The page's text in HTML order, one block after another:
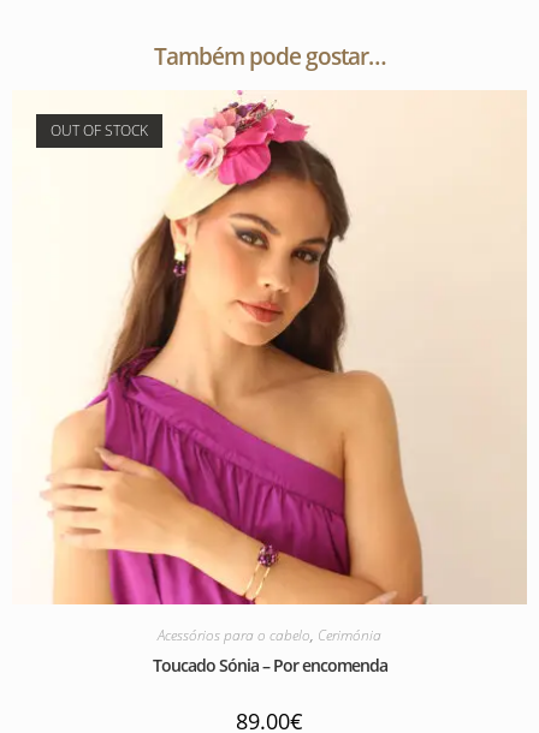
Também pode gostar…
OUT OF STOCK
Acessórios para o cabelo, Cerimónia
Toucado Sónia – Por encomenda
89.00€